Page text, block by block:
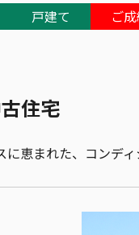
戸建て ご
住宅
恵まれた、コンディ